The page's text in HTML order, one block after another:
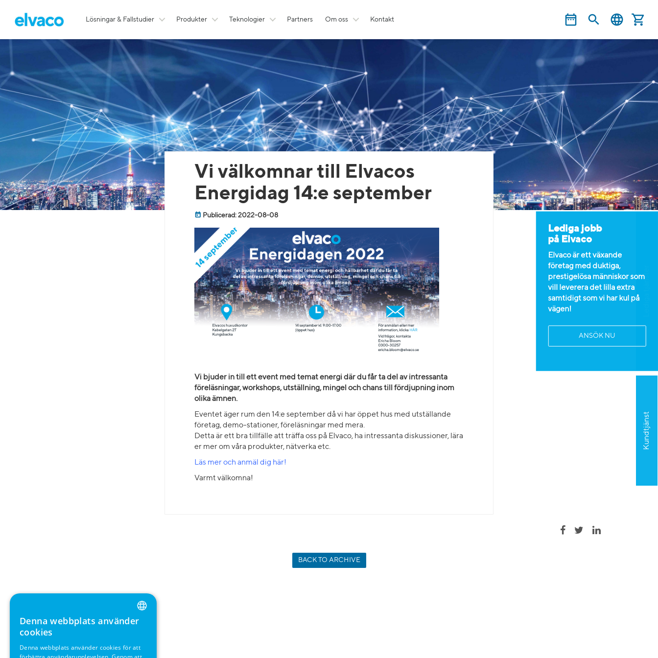
Lösningar & Fallstudier Produkter Teknologier Partners Om oss Kontakt
Kundtjänst
Lediga tjänster
Lediga jobb
på Elvaco
Elvaco är ett växande
företag med duktiga,
prestigelösa människor som
vill leverera det lilla extra
samtidigt som vi har kul på
vägen!
ANSÖK NU
Vi välkomnar till Elvacos
Energidag 14:e september
Publicerad: 2022-08-08
Vi bjuder in till ett event med temat energi där du får ta del av intressanta
föreläsningar, workshops, utställning, mingel och chans till fördjupning inom
olika ämnen.
Eventet äger rum den 14:e september då vi har öppet hus med utställande
företag, demo-stationer, föreläsningar med mera.
Detta är ett bra tillfälle att träffa oss på Elvaco, ha intressanta diskussioner, lära
er mer om våra produkter, nätverka etc.
Läs mer och anmäl dig här!
Varmt välkomna!
BACK TO ARCHIVE
ENGLISH
Denna webbplats använder
cookies
Denna webbplats använder cookies för att